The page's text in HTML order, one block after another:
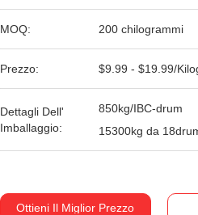
MOQ: 200 chilogrammi
Prezzo: $9.99 - $19.99/
Dettagli Dell'
Imballaggio:
850kg/IBC-drum
15300kg da
Ottieni Il Miglior Prezzo